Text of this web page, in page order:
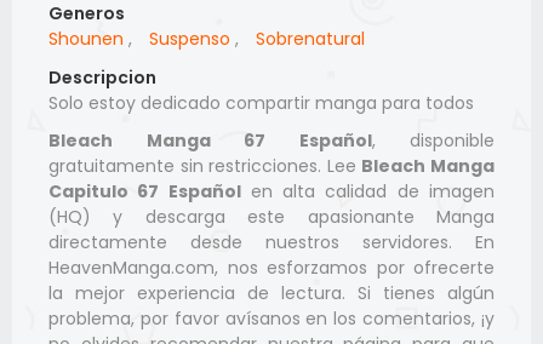
Generos
Shounen , Suspenso ,
Sobrenatural
Descripcion
Solo estoy dedicado compartir manga para todos
Bleach Manga 67 Español, disponible
gratuitamente sin restricciones. Lee Bleach Manga
Capitulo 67 Españolen alta calidad de imagen
(HQ) y descarga este apasionante Manga
directamente desde nuestros servidores. En
HeavenManga.com, nos esforzamos por ofrecerte
la mejor experiencia de lectura. Si tienes algún
problema, por favor avísanos en los comentarios, ¡y